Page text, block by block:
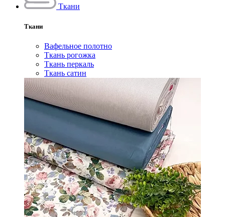
Ткани
Ткани
Вафельное полотно
Ткань рогожка
Ткань перкаль
Ткань сатин